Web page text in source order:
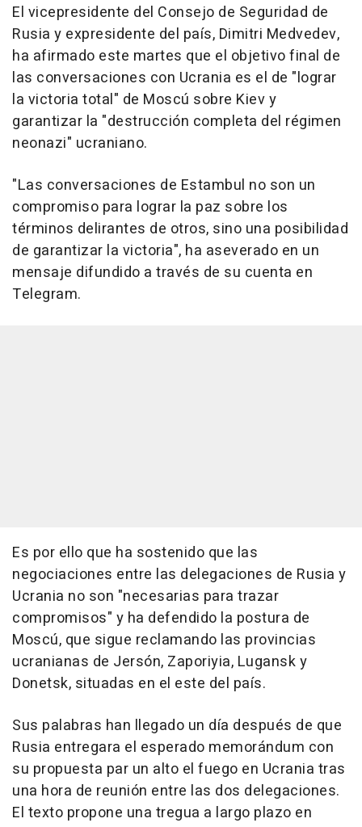
El vicepresidente del Consejo de Seguridad de
Rusia y expresidente del país, Dimitri Medvedev,
ha afirmado este martes que el objetivo final de
las conversaciones con Ucrania es el de "lograr
la victoria total" de Moscú sobre Kiev y
garantizar la "destrucción completa del régimen
neonazi" ucraniano.
"Las conversaciones de Estambul no son un
compromiso para lograr la paz sobre los
términos delirantes de otros, sino una posibilidad
de garantizar la victoria", ha aseverado en un
mensaje difundido a través de su cuenta en
Telegram.
Es por ello que ha sostenido que las
negociaciones entre las delegaciones de Rusia y
Ucrania no son "necesarias para trazar
compromisos" y ha defendido la postura de
Moscú, que sigue reclamando las provincias
ucranianas de Jersón, Zaporiyia, Lugansk y
Donetsk, situadas en el este del país.
Sus palabras han llegado un día después de que
Rusia entregara el esperado memorándum con
su propuesta par un alto el fuego en Ucrania tras
una hora de reunión entre las dos delegaciones.
El texto propone una tregua a largo plazo en